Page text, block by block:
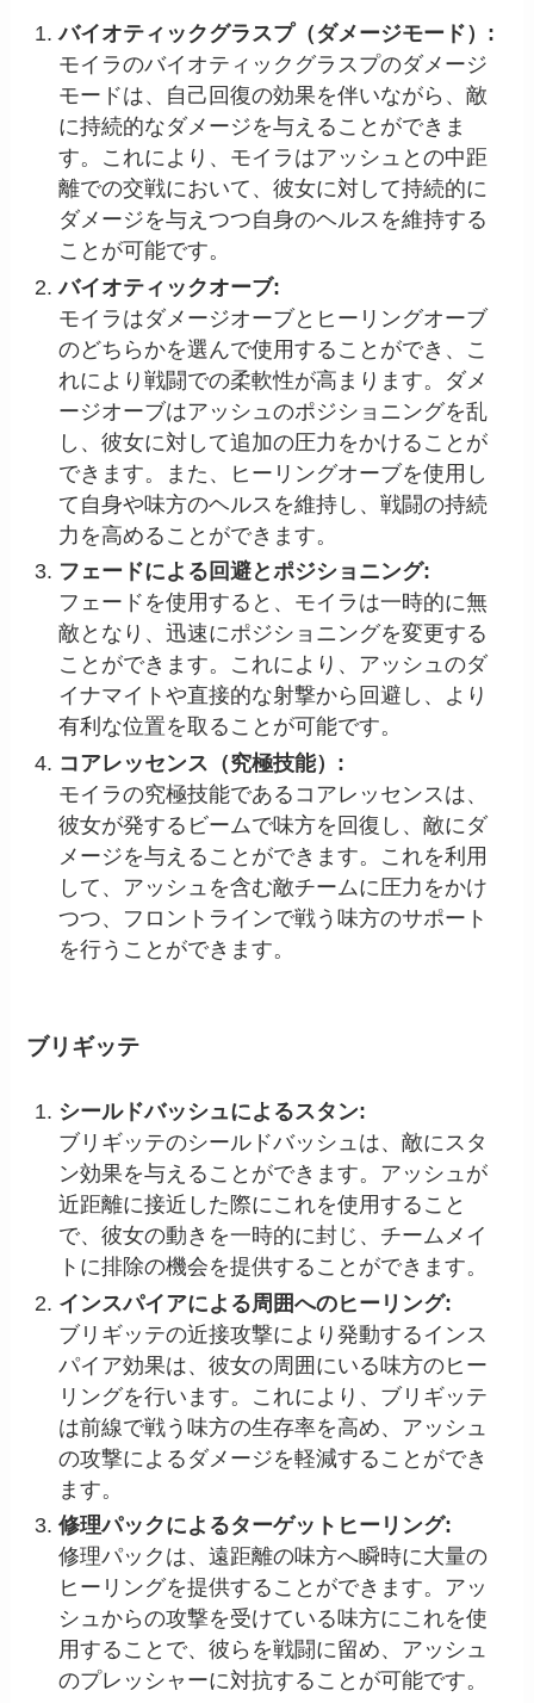
バイオティックグラスプ（ダメージモード）:
モイラのバイオティックグラスプのダメージ
モードは、自己回復の効果を伴いながら、敵
に持続的なダメージを与えることができま
す。これにより、モイラはアッシュとの中距
離での交戦において、彼女に対して持続的に
ダメージを与えつつ自身のヘルスを維持する
ことが可能です。
バイオティックオーブ:
モイラはダメージオーブとヒーリングオーブ
のどちらかを選んで使用することができ、こ
れにより戦闘での柔軟性が高まります。ダメ
ージオーブはアッシュのポジショニングを乱
し、彼女に対して追加の圧力をかけることが
できます。また、ヒーリングオーブを使用し
て自身や味方のヘルスを維持し、戦闘の持続
力を高めることができます。
フェードによる回避とポジショニング:
フェードを使用すると、モイラは一時的に無
敵となり、迅速にポジショニングを変更する
ことができます。これにより、アッシュのダ
イナマイトや直接的な射撃から回避し、より
有利な位置を取ることが可能です。
コアレッセンス（究極技能）:
モイラの究極技能であるコアレッセンスは、
彼女が発するビームで味方を回復し、敵にダ
メージを与えることができます。これを利用
して、アッシュを含む敵チームに圧力をかけ
つつ、フロントラインで戦う味方のサポート
を行うことができます。
ブリギッテ
シールドバッシュによるスタン:
ブリギッテのシールドバッシュは、敵にスタ
ン効果を与えることができます。アッシュが
近距離に接近した際にこれを使用すること
で、彼女の動きを一時的に封じ、チームメイ
トに排除の機会を提供することができます。
インスパイアによる周囲へのヒーリング:
ブリギッテの近接攻撃により発動するインス
パイア効果は、彼女の周囲にいる味方のヒー
リングを行います。これにより、ブリギッテ
は前線で戦う味方の生存率を高め、アッシュ
の攻撃によるダメージを軽減することができ
ます。
修理パックによるターゲットヒーリング:
修理パックは、遠距離の味方へ瞬時に大量の
ヒーリングを提供することができます。アッ
シュからの攻撃を受けている味方にこれを使
用することで、彼らを戦闘に留め、アッシュ
のプレッシャーに対抗することが可能です。